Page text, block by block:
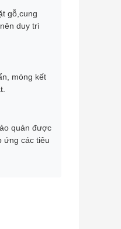
gỗ,cung
duy trì
móng kết
quản được
ứng các tiêu